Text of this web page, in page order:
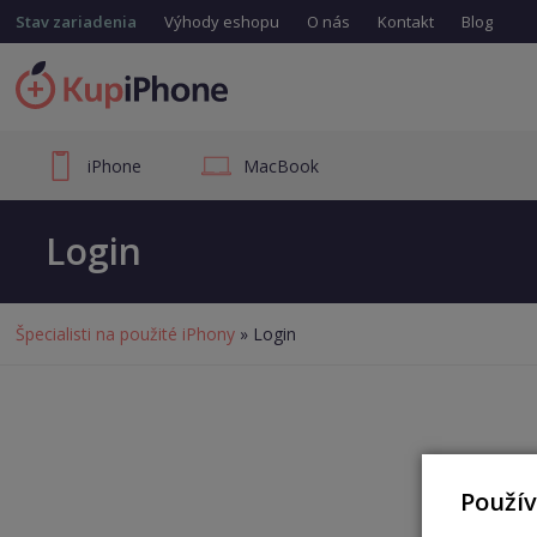
Stav zariadenia Výhody eshopu O nás Kontakt Blog
iPhone MacBook
Login
Špecialisti na použité iPhony » Login